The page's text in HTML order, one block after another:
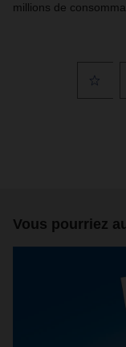
millions de
Vous pourriez